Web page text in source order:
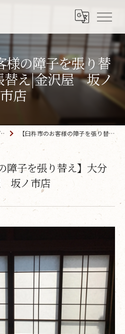
様の障子を張り替
替え|金沢屋 坂ノ
市店
【臼杵市のお客様の障子を張り替え】大分市で張替え|金沢屋 坂ノ市店
障子を張り替え】大分
坂ノ市店